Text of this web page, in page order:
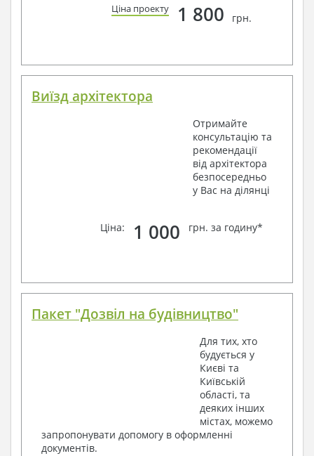
Ціна проекту 1 800 грн.
Виїзд архітектора
Отримайте
консультацію та
рекомендації
від архітектора
безпосередньо
у Вас на ділянці
Ціна: 1 000 грн. за годину*
Пакет "Дозвіл на будівництво"
Для тих, хто
будується у
Києві та
Київській
області, та
деяких інших
містах, можемо
запропонувати допомогу в оформленні
документів.